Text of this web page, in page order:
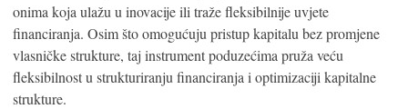
onima koja ulažu u inovacije ili traže fleksibilnije uvjete
financiranja. Osim što omogućuju pristup kapitalu bez promjene
vlasničke strukture, taj instrument poduzećima pruža veću
fleksibilnost u strukturiranju financiranja i optimizaciji kapitalne
strukture.